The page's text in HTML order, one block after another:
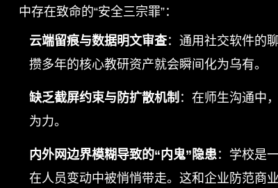
中存在致命的“安全三宗罪”：
云端留痕与数据明文审查：通用社交软件的
攒多年的核心教研资产就会瞬间化为乌有。
缺乏截屏约束与防扩散机制 ：在师生沟通中
为力。
内外网边界模糊导致的“内鬼”隐患：学校是
在人员变动中被悄悄带走。这和企业防范商